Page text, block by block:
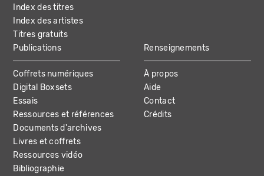
Index des titres
Index des artistes
Titres gratuits
Publications
Coffrets numériques
Digital Boxsets
Essais
Ressources et références
Documents d'archives
Livres et coffrets
Ressources vidéo
Bibliographie
Renseignements
À propos
Aide
Contact
Crédits